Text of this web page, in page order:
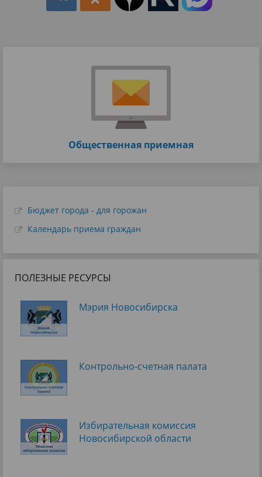
Общественная приемная
Бюджет города - для горожан
Календарь приема граждан
ПОЛЕЗНЫЕ РЕСУРСЫ
Мэрия Новосибирска
Контрольно-счетная палата
Избирательная комиссия
Новосибирской области